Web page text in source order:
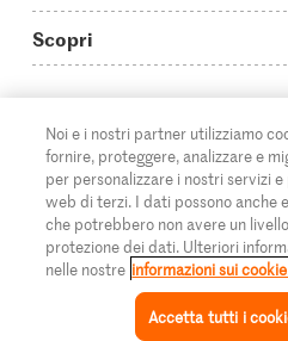
Collezione
Piatti principali
Ricette semplici & veloci
Ricette al forno
Ricette per famiglie &
Tutte le ricette
Storie
Video How to
Login Migusto
Rivista Migusto
Concorsi
Guida alle abbreviazioni
Contatti
Pubblicità
Impressum
Informazioni legali
Protezione dei dati
Scopri
Migros Online
A proposito della Migros
Filiali
Cumulus
Rivista Azione
© 2026 Federazione delle
Noi e i nostri partner utilizziamo
fornire, proteggere, analizzare e
per personalizzare i nostri servizi
web di terzi. I dati possono anche
che potrebbero non avere un
protezione dei dati. Ulteriori
nelle nostre informazioni sui
Accetta tutti i